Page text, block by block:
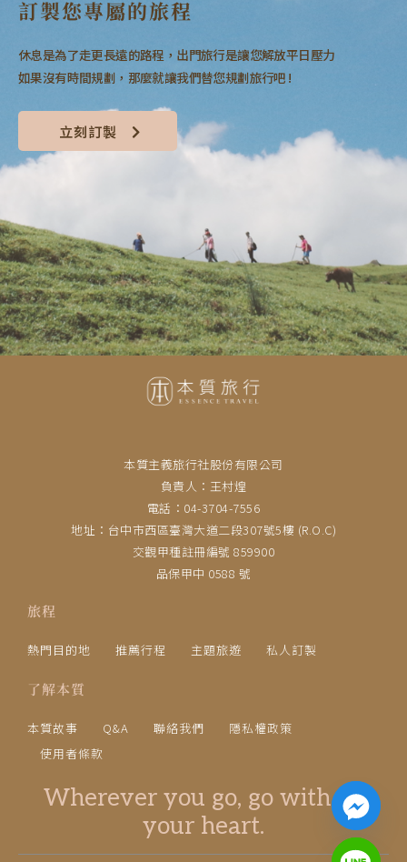
訂製您專屬的旅程
休息是為了走更長遠的路程，出門旅行是讓您解放平日壓力
如果沒有時間規劃，那麼就讓我們替您規劃旅行吧 !
立刻訂製
本質主義旅行社股份有限公司
負責人：王村煌
電話：04-3704-7556
地址：台中市西區臺灣大道二段307號5樓 (R.O.C)
交觀甲種註冊編號 859900
品保甲中 0588 號
旅程
熱門目的地 推薦行程 主題旅遊 私人訂製
了解本質
本質故事 Q&A 聯絡我們
隱私權政策
使用者條款
Wherever you go, go with all
your heart.